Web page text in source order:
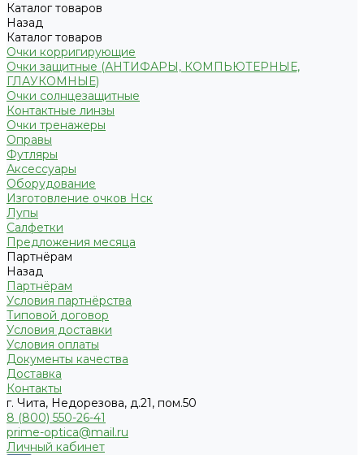
Каталог товаров
Назад
Каталог товаров
Очки корригирующие
Очки защитные (АНТИФАРЫ, КОМПЬЮТЕРНЫЕ,
ГЛАУКОМНЫЕ)
Очки солнцезащитные
Контактные линзы
Очки тренажеры
Оправы
Футляры
Аксессуары
Оборудование
Изготовление очков Нск
Лупы
Салфетки
Предложения месяца
Партнёрам
Назад
Партнёрам
Условия партнёрства
Типовой договор
Условия доставки
Условия оплаты
Документы качества
Доставка
Контакты
г. Чита, Недорезова, д.21, пом.50
8 (800) 550-26-41
prime-optica@mail.ru
Личный кабинет